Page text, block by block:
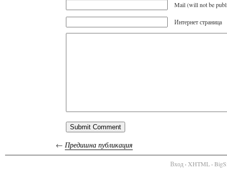
Mail (will not be
Интернет страница
← Предишна публикация
Вход· XHTML·